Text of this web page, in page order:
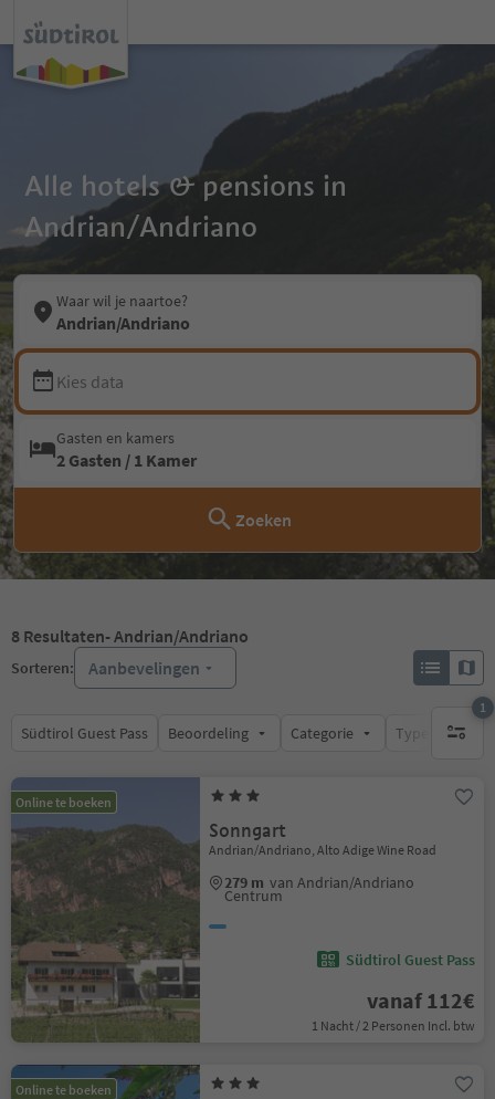
Alle hotels & pensions in
Andrian/Andriano
Waar wil je naartoe?
Andrian/Andriano
Kies data
Gasten en kamers
2 Gasten / 1 Kamer
Zoeken
8 Resultaten- Andrian/Andriano
Sorteren: Aanbevelingen
Südtirol Guest Pass Beoordeling Categorie Type catering
1
1
Online te boeken
Sonngart
Andrian/Andriano, Alto Adige Wine Road
279 m van Andrian/Andriano
Centrum
Südtirol Guest Pass
vanaf 112€
1 Nacht / 2 Personen Incl. btw
Online te boeken